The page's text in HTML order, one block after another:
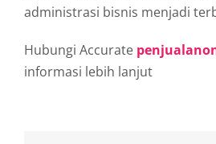
administrasi bisnis menjadi
Hubungi Accurate
informasi lebih lanjut